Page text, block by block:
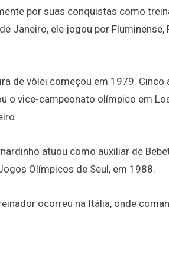
por suas conquistas como
Janeiro, ele jogou por
de vôlei começou em 1979.
o vice-campeonato olímpico em
atuou como auxiliar de
Olímpicos de Seul, em 1988.
ocorreu na Itália, onde